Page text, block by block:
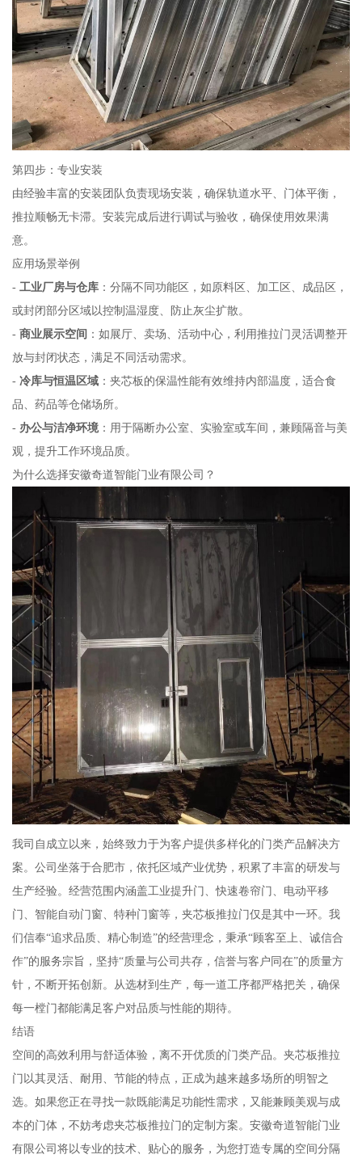
第四步：专业安装
由经验丰富的安装团队负责现场安装，确保轨道水平、门体平衡，
推拉顺畅无卡滞。安装完成后进行调试与验收，确保使用效果满
意。
应用场景举例
- 工业厂房与仓库：分隔不同功能区，如原料区、加工区、成品区，
或封闭部分区域以控制温湿度、防止灰尘扩散。
- 商业展示空间 ：如展厅、卖场、活动中心，利用推拉门灵活调整开
放与封闭状态，满足不同活动需求。
- 冷库与恒温区域：夹芯板的保温性能有效维持内部温度，适合食
品、药品等仓储场所。
- 办公与洁净环境：用于隔断办公室、实验室或车间，兼顾隔音与美
观，提升工作环境品质。
为什么选择安徽奇道智能门业有限公司？
我司自成立以来，始终致力于为客户提供多样化的门类产品解决方
案。公司坐落于合肥市，依托区域产业优势，积累了丰富的研发与
生产经验。经营范围内涵盖工业提升门、快速卷帘门、电动平移
门、智能自动门窗、特种门窗等，夹芯板推拉门仅是其中一环。我
们信奉“追求品质、精心制造”的经营理念，秉承“顾客至上、诚信合
作”的服务宗旨，坚持“质量与公司共存，信誉与客户同在”的质量方
针，不断开拓创新。从选材到生产，每一道工序都严格把关，确保
每一樘门都能满足客户对品质与性能的期待。
结语
空间的高效利用与舒适体验，离不开优质的门类产品。夹芯板推拉
门以其灵活、耐用、节能的特点，正成为越来越多场所的明智之
选。如果您正在寻找一款既能满足功能性需求，又能兼顾美观与成
本的门体，不妨考虑夹芯板推拉门的定制方案。安徽奇道智能门业
有限公司将以专业的技术、贴心的服务，为您打造专属的空间分隔